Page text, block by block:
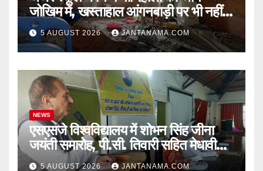
जोखिम में, खस्ताहाल आंगनबाड़ी पर भी नहीं
जागा प्रशासन
5 AUGUST 2026 JANTANAMA.COM
NEWS
एसएसजे विश्वविद्यालय में शोभन सिंह जीना
जयंती समारोह, पी.सी. तिवारी सहित मेधावी
छात्र हुए सम्मानित
5 AUGUST 2026 JANTANAMA.COM